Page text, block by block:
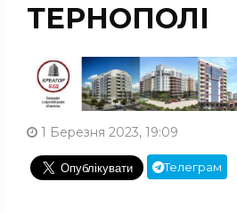
ТЕРНОПОЛІ
1 Березня 2023, 19:09
Телеграм